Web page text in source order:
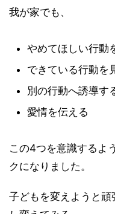
我が家でも、
やめてほしい行動
できている行動を
別の行動へ誘導す
愛情を伝える
この4つを意識するよ
クになりました。
子どもを変えようと